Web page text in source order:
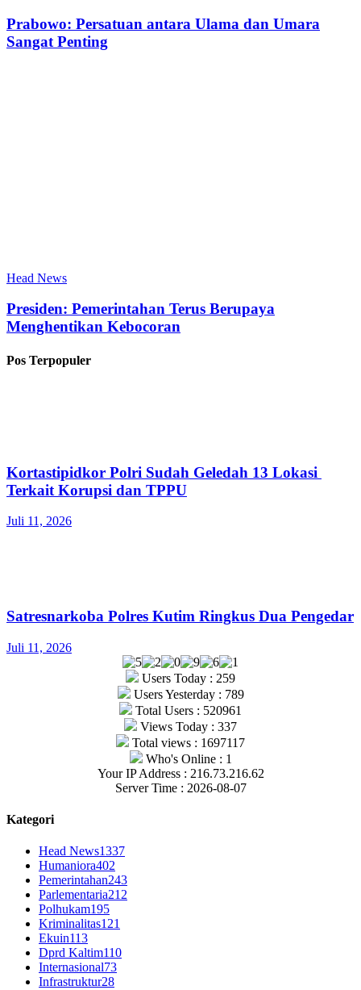
Prabowo: Persatuan antara Ulama dan Umara
Sangat Penting
Head News
Presiden: Pemerintahan Terus Berupaya
Menghentikan Kebocoran
Pos Terpopuler
Kortastipidkor Polri Sudah Geledah 13 Lokasi
Terkait Korupsi dan TPPU
Juli 11, 2026
Satresnarkoba Polres Kutim Ringkus Dua Pengedar
Juli 11, 2026
Users Today : 259
Users Yesterday : 789
Total Users : 520961
Views Today : 337
Total views : 1697117
Who's Online : 1
Your IP Address : 216.73.216.62
Server Time : 2026-08-07
Kategori
Head News1337
Humaniora402
Pemerintahan243
Parlementaria212
Polhukam195
Kriminalitas121
Ekuin113
Dprd Kaltim110
Internasional73
Infrastruktur28